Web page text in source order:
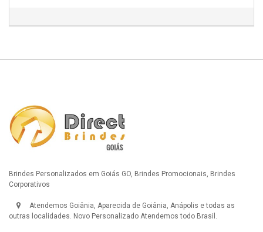
Brindes Personalizados em Goiás GO, Brindes Promocionais, Brindes
Corporativos
Atendemos Goiânia, Aparecida de Goiânia, Anápolis e todas as
outras localidades. Novo Personalizado Atendemos todo Brasil.